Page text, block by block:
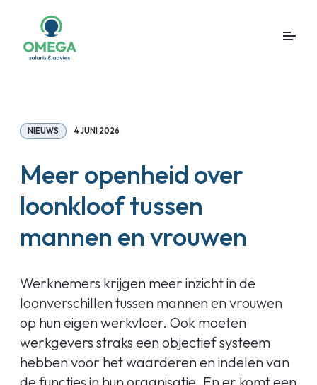
NIEUWS 4 JUNI 2026
Meer openheid over
loonkloof tussen
mannen en vrouwen
Werknemers krijgen meer inzicht in de
loonverschillen tussen mannen en vrouwen
op hun eigen werkvloer. Ook moeten
werkgevers straks een objectief systeem
hebben voor het waarderen en indelen van